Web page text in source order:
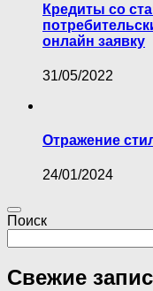
Кредиты со
онлайн заявку
31/05/2022
Отражение
24/01/2024
Поиск
Свежие